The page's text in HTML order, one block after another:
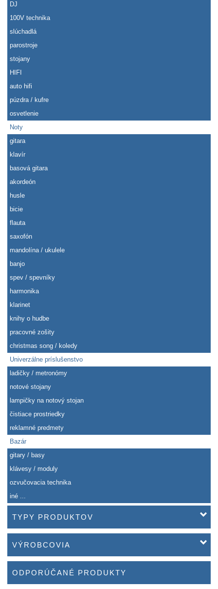
DJ
100V technika
slúchadlá
parostroje
stojany
HIFI
auto hifi
púzdra / kufre
osvetlenie
Noty
gitara
klavír
basová gitara
akordeón
husle
bicie
flauta
saxofón
mandolína / ukulele
banjo
spev / spevníky
harmonika
klarinet
knihy o hudbe
pracovné zošity
christmas song / koledy
Univerzálne príslušenstvo
ladičky / metronómy
notové stojany
lampičky na notový stojan
čistiace prostriedky
reklamné predmety
Bazár
gitary / basy
klávesy / moduly
ozvučovacia technika
iné ...
TYPY PRODUKTOV
VÝROBCOVIA
ODPORÚČANÉ PRODUKTY